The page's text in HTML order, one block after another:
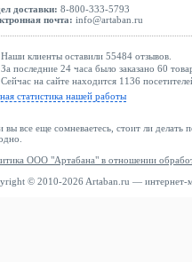
доставки: 8-800-333-5793
почта: info@artaban.ru
Наши клиенты оставили 55484 отзывов.
За последние 24 часа было заказано 60
Сейчас на сайте находится 1136
статистика нашей работы
вы все еще сомневаетесь, стоит ли делать
ООО "Артабана" в отношении
© 2010-2026 Artaban.ru — интернет-